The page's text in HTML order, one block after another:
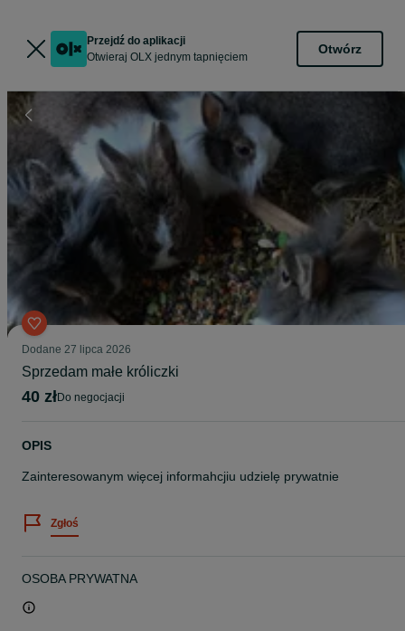
Przejdź do aplikacji
Otwieraj OLX jednym tapnięciem
Otwórz
Dodane 27 lipca 2026
Sprzedam małe króliczki
40 zł do negocjacji
OPIS
Zainteresowanym więcej informahcjiu udzielę prywatnie
Zgłoś
OSOBA PRYWATNA